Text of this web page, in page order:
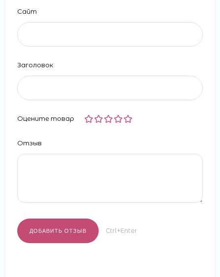
Сайт
Заголовок
Оцените товар
Отзыв
Ctrl+Enter